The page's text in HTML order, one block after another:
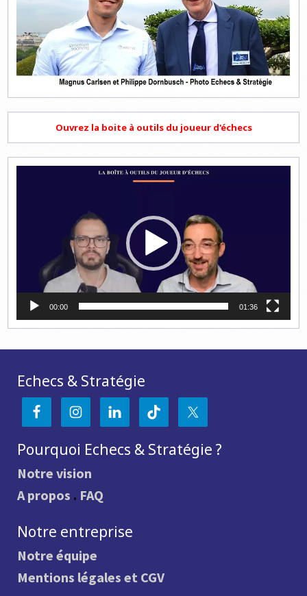
Ouvrez la boite à outils du joueur d'échecs
00:00 01:36
Echecs & Stratégie
Pourquoi Echecs & Stratégie ?
Notre vision
A propos . FAQ
Notre entreprise
Notre équipe
Mentions légales et CGV